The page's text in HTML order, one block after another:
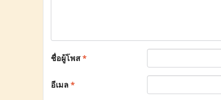
ชื่อผู้โพส*
อีเมล*